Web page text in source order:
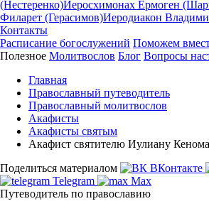
(Нестеренко)Иеросхимонах Ермоген
Филарет (Герасимов)Иеродиакон
Контакты
Расписание богослужений Поможем
Полезное Молитвослов Блог Вопросы
Главная
Православный путеводитель
Православный молитвослов
Акафисты
Акафисты святым
Акафист святителю Иулиану
Поделиться материалом
ВКонтакте
Telegram
Max
Путеводитель по православию